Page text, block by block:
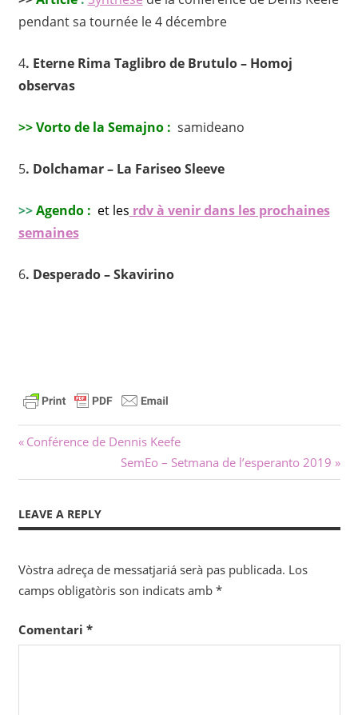
pendant sa tournée le 4 décembre
4. Eterne Rima Taglibro de Brutulo – Homoj
observas
>> Vorto de la Semajno : samideano
5. Dolchamar – La Fariseo Sleeve
>>Agendo : et les rdv à venir dans les prochaines
semaines
6. Desperado – Skavirino
Navigacion
dels
articles
Previous
Conférence de Dennis Keefe
Next
Post:
SemEo – Setmana de l’esperanto 2019
LEAVE A REPLY
Vòstra adreça de messatjariá serà pas publicada. Los
camps obligatòris son indicats amb *
Comentari *